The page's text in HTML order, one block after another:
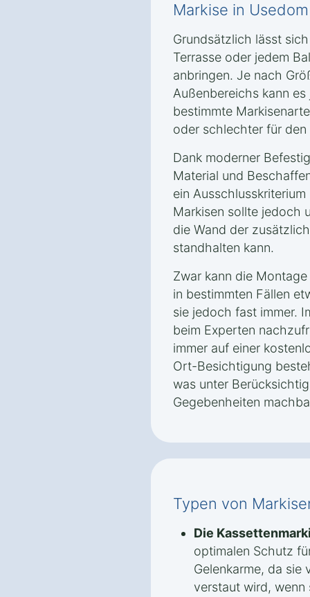
Markise in
Grundsätzlich lässt
Terrasse oder jedem
anbringen. Je nach
Außenbereichs kann
bestimmte
oder schlechter für
Dank moderner
Material und
ein
Markisen sollte jedoch
die Wand der
standhalten kann.
Zwar kann die
in bestimmten Fällen
sie jedoch fast immer.
beim Experten
immer auf einer
Ort-Besichtigung
was unter
Gegebenheiten
Typen von
Die
optimalen Schutz
Gelenkarme, da sie
verstaut wird, wenn